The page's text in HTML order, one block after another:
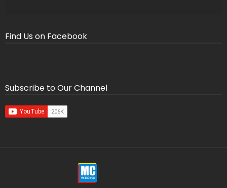
Find Us on Facebook
Subscribe to Our Channel